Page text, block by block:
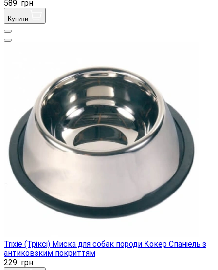
589 грн
Купити
Trixie (Тріксі) Миска для собак породи Кокер Спаніель з
антиковзким покриттям
229 грн